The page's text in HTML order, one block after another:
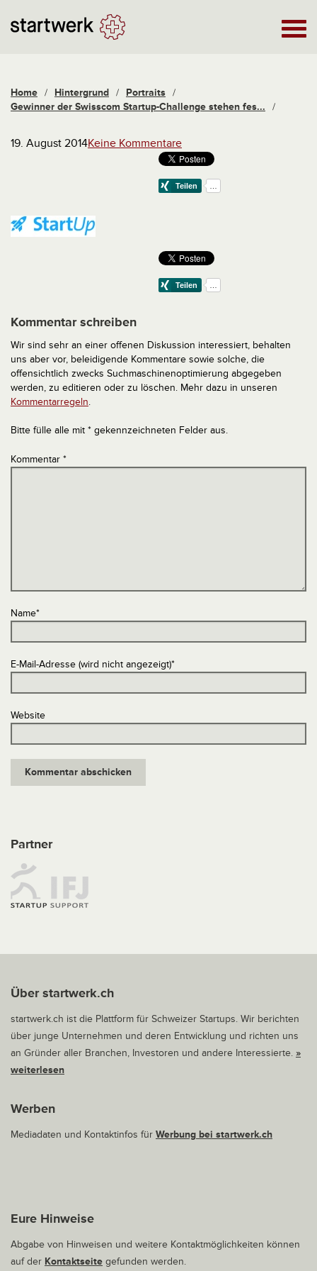
Home / Hintergrund / Portraits /
Gewinner der Swisscom Startup-Challenge stehen fes...
/
19. August 2014Keine Kommentare
Kommentar schreiben
Wir sind sehr an einer offenen Diskussion interessiert, behalten
uns aber vor, beleidigende Kommentare sowie solche, die
offensichtlich zwecks Suchmaschinenoptimierung abgegeben
werden, zu editieren oder zu löschen. Mehr dazu in unseren
Kommentarregeln.
Bitte fülle alle mit * gekennzeichneten Felder aus.
Kommentar *
Name*
E-Mail-Adresse (wird nicht angezeigt)*
Website
Partner
Über startwerk.ch
startwerk.ch ist die Plattform für Schweizer Startups. Wir berichten
über junge Unternehmen und deren Entwicklung und richten uns
an Gründer aller Branchen, Investoren und andere Interessierte. »
weiterlesen
Werben
Mediadaten und Kontaktinfos für Werbung bei startwerk.ch
Eure Hinweise
Abgabe von Hinweisen und weitere Kontaktmöglichkeiten können
auf der Kontaktseite gefunden werden.